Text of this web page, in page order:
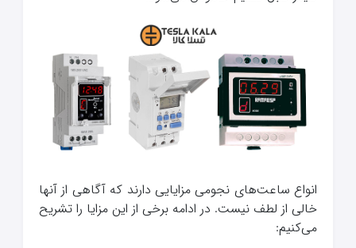
انواع ساعت‌های نجومی مزایایی دارند که آگاهی از آنها
خالی از لطف نیست. در ادامه برخی از این مزایا را تشریح
می‌کنیم: